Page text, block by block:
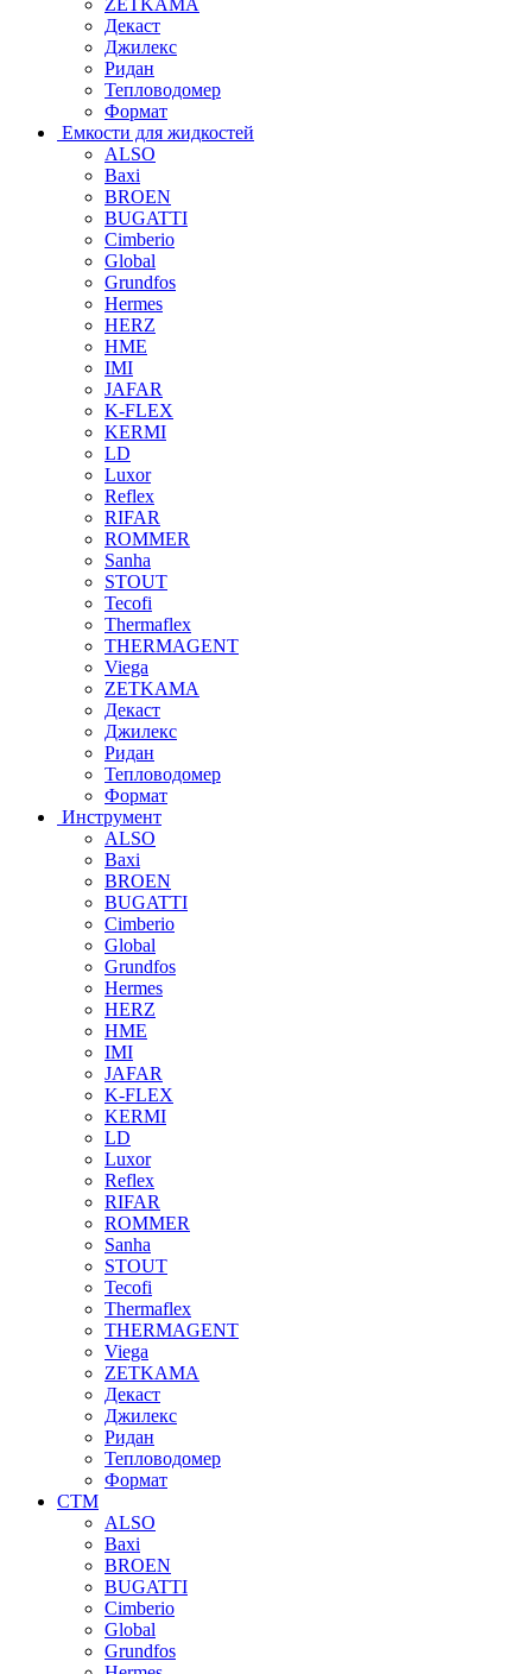
Декаст
Джилекс
Ридан
Тепловодомер
Формат
Емкости для жидкостей
ALSO
Baxi
BROEN
BUGATTI
Cimberio
Global
Grundfos
Hermes
HERZ
HME
IMI
JAFAR
K-FLEX
KERMI
LD
Luxor
Reflex
RIFAR
ROMMER
Sanha
STOUT
Tecofi
Thermaflex
THERMAGENT
Viega
ZETKAMA
Декаст
Джилекс
Ридан
Тепловодомер
Формат
Инструмент
ALSO
Baxi
BROEN
BUGATTI
Cimberio
Global
Grundfos
Hermes
HERZ
HME
IMI
JAFAR
K-FLEX
KERMI
LD
Luxor
Reflex
RIFAR
ROMMER
Sanha
STOUT
Tecofi
Thermaflex
THERMAGENT
Viega
ZETKAMA
Декаст
Джилекс
Ридан
Тепловодомер
Формат
СТМ
ALSO
Baxi
BROEN
BUGATTI
Cimberio
Global
Grundfos